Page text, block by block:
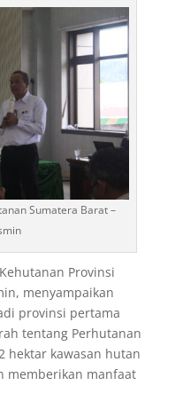
Sumatera Barat –
Provinsi
menyampaikan
provinsi pertama
tentang Perhutanan
hektar kawasan hutan
memberikan manfaat